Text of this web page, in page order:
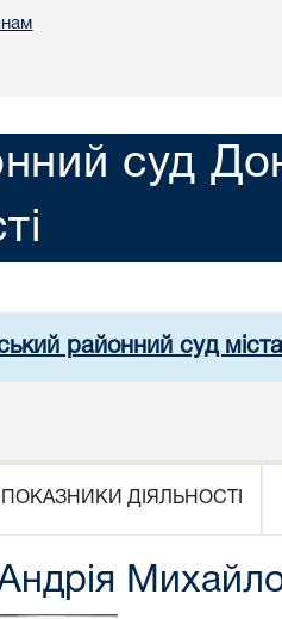
суд
районний суд
ПОКАЗНИКИ ДІЯЛЬНОСТІ